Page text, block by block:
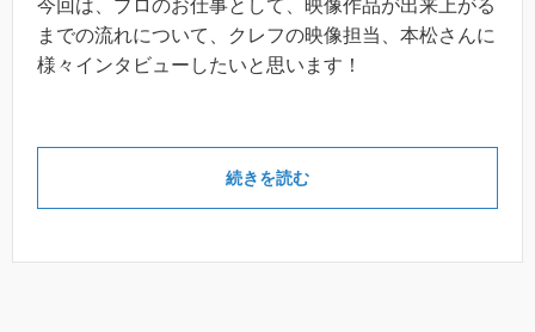
今回は、プロのお仕事として、映像作品が出来上がる
までの流れについて、クレフの映像担当、本松さんに
様々インタビューしたいと思います！
続きを読む